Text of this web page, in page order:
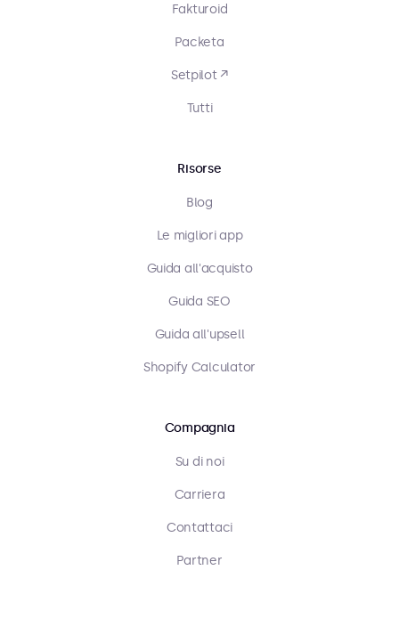
Fakturoid
Packeta
Setpilot ↗
Tutti
Risorse
Blog
Le migliori app
Guida all'acquisto
Guida SEO
Guida all'upsell
Shopify Calculator
Compagnia
Su di noi
Carriera
Contattaci
Partner